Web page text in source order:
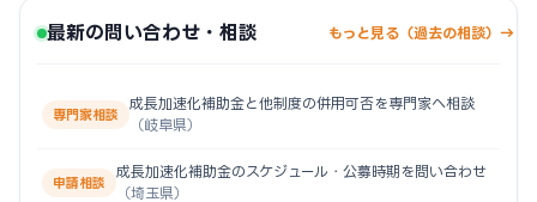
最新の問い合わせ・相談 もっと見る（過去の相談）→
専門家相談
成長加速化補助金と他制度の併用可否を専門家へ相談
（岐阜県）
申請相談
成長加速化補助金のスケジュール・公募時期を問い合わせ
（埼玉県）